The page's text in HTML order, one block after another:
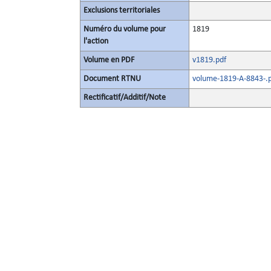
Exclusions territoriales
Numéro du volume pour
l'action
1819
Volume en PDF v1819.pdf
Document RTNU volume-1819-A-8843-
Rectificatif/Additif/Note